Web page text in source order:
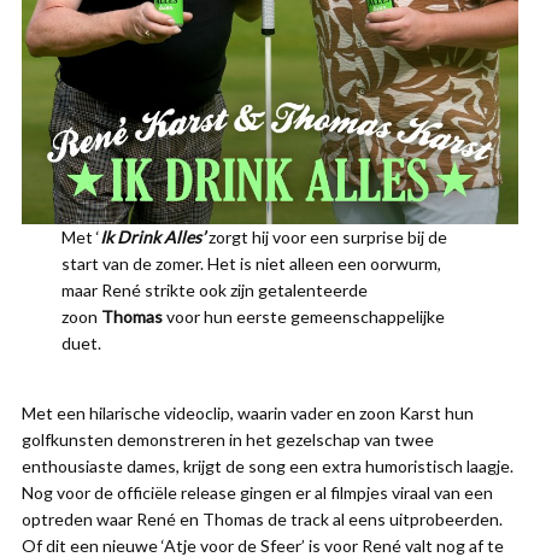
Met ‘Ik Drink Alles’zorgt hij voor een surprise bij de
start van de zomer. Het is niet alleen een oorwurm,
maar René strikte ook zijn getalenteerde
zoon Thomasvoor hun eerste gemeenschappelijke
duet.
Met een hilarische videoclip, waarin vader en zoon Karst hun
golfkunsten demonstreren in het gezelschap van twee
enthousiaste dames, krijgt de song een extra humoristisch laagje.
Nog voor de officiële release gingen er al filmpjes viraal van een
optreden waar René en Thomas de track al eens uitprobeerden.
Of dit een nieuwe ‘Atje voor de Sfeer’ is voor René valt nog af te